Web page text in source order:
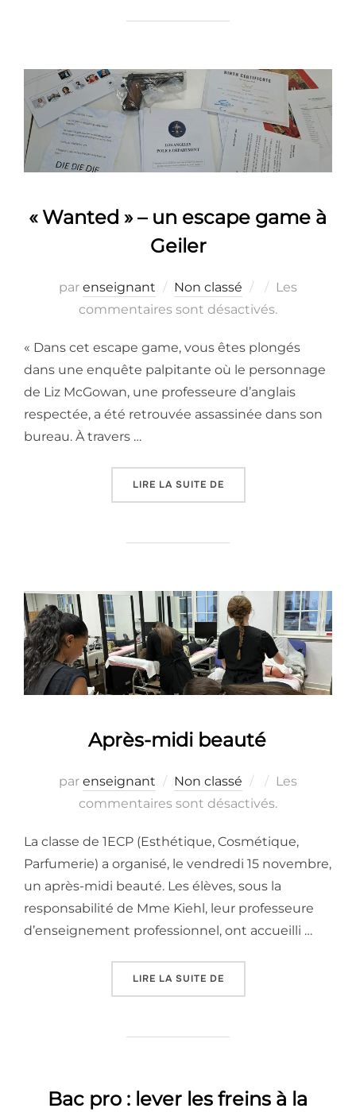
« Wanted » – un escape game à
Geiler
par enseignant Non classé
Publié
le
Les
commentaires sont désactivés.
« Dans cet escape game, vous êtes plongés
dans une enquête palpitante où le personnage
de Liz McGowan, une professeure d’anglais
respectée, a été retrouvée assassinée dans son
bureau. À travers …
LIRE LA SUITE DE« « WANTED » – UN
Après-midi beauté
par enseignant Non classé
Publié
le
Les
commentaires sont désactivés.
La classe de 1ECP (Esthétique, Cosmétique,
Parfumerie) a organisé, le vendredi 15 novembre,
un après-midi beauté. Les élèves, sous la
responsabilité de Mme Kiehl, leur professeure
d’enseignement professionnel, ont accueilli …
LIRE LA SUITE DE« APRÈS-MIDI BEAUTÉ »
Bac pro : lever les freins à la